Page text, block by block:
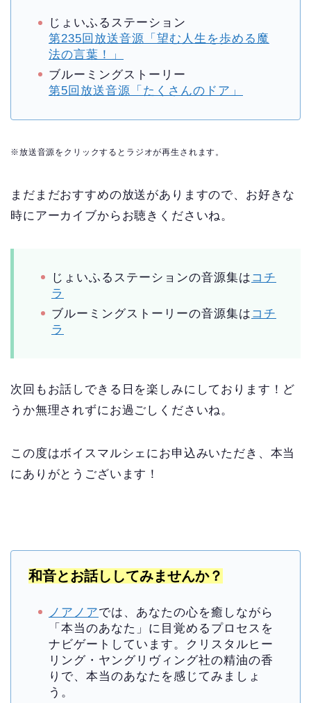
じょいふるステーション
第235回放送音源「望む人生を歩める魔
法の言葉！」
ブルーミングストーリー
第5回放送音源「たくさんのドア」
※放送音源をクリックするとラジオが再生されます。
まだまだおすすめの放送がありますので、お好きな
時にアーカイブからお聴きくださいね。
じょいふるステーションの音源集は コチ
ラ
ブルーミングストーリーの音源集は コチ
ラ
次回もお話しできる日を楽しみにしております！ど
うか無理されずにお過ごしくださいね。
この度はボイスマルシェにお申込みいただき、本当
にありがとうございます！
和音とお話ししてみませんか？
ノアノアでは、あなたの心を癒しながら
「本当のあなた」に目覚めるプロセスを
ナビゲートしています。クリスタルヒー
リング・ヤングリヴィング社の精油の香
りで、本当のあなたを感じてみましょ
う。